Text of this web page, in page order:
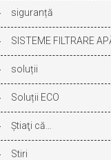
siguranță
SISTEME FILTRARE
soluții
Soluții ECO
Ştiaţi că…
Stiri